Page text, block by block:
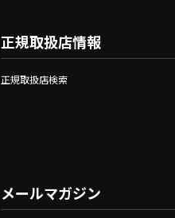
正規取扱店情報
正規取扱店検索
メールマガジン